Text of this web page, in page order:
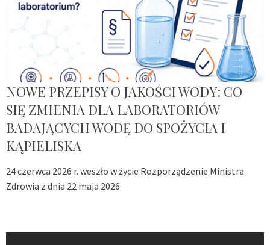
NOWE PRZEPISY O JAKOŚCI WODY: CO
SIĘ ZMIENIA DLA LABORATORIÓW
BADAJĄCYCH WODĘ DO SPOŻYCIA I
KĄPIELISKA
24 czerwca 2026 r. weszło w życie Rozporządzenie Ministra
Zdrowia z dnia 22 maja 2026